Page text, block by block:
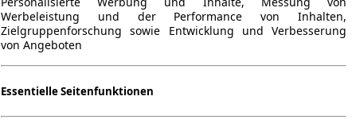
Werbeleistung und der Performance von Inhalten,
Zielgruppenforschung sowie Entwicklung und Verbesserung
von Angeboten
Essentielle Seitenfunktionen